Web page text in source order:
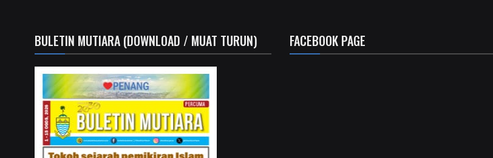
BULETIN MUTIARA (DOWNLOAD / MUAT TURUN) FACEBOOK PAGE